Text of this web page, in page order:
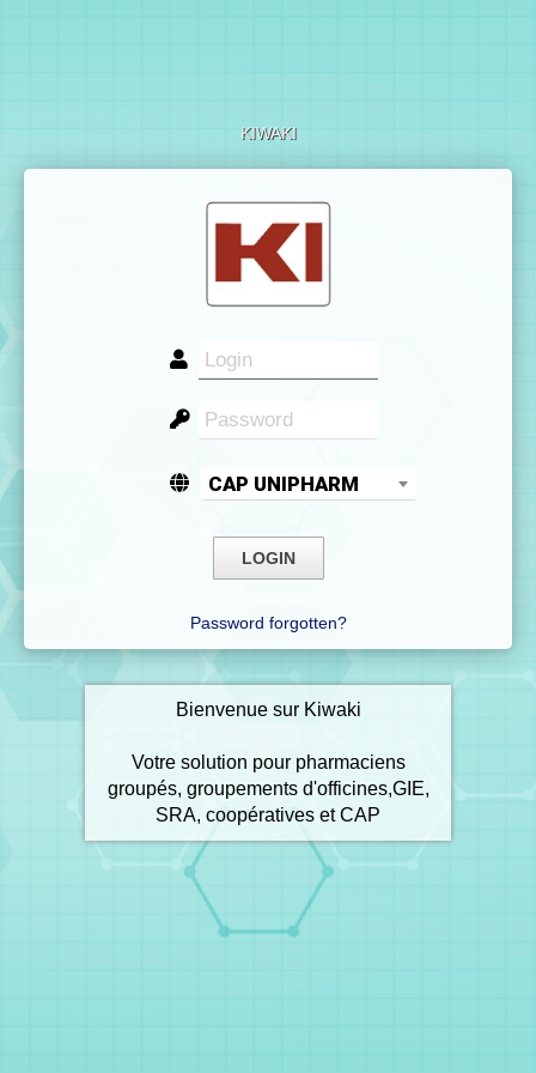
KIWAKI
CAP UNIPHARM
Password forgotten?
Bienvenue sur Kiwaki
Votre solution pour pharmaciens
groupés, groupements d'officines,GIE,
SRA, coopératives et CAP